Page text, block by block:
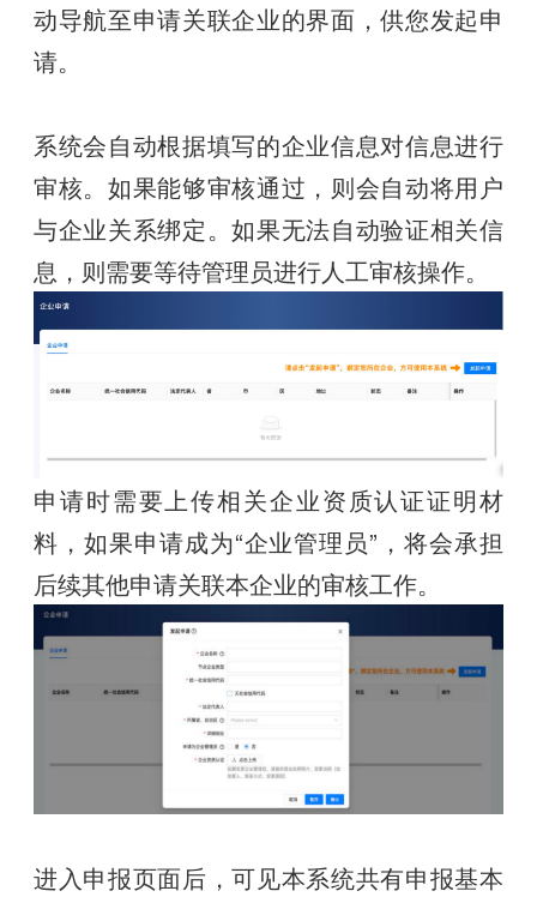
动导航至申请关联企业的界面，供您发起申
请。
系统会自动根据填写的企业信息对信息进行
审核。如果能够审核通过，则会自动将用户
与企业关系绑定。如果无法自动验证相关信
息，则需要等待管理员进行人工审核操作。
申请时需要上传相关企业资质认证证明材
料，如果申请成为“企业管理员”，将会承担
后续其他申请关联本企业的审核工作。
进入申报页面后，可见本系统共有申报基本